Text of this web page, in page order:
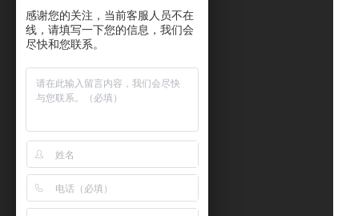
感谢您的关注，当前客服人员不在
线，请填写一下您的信息，我们会
尽快和您联系。